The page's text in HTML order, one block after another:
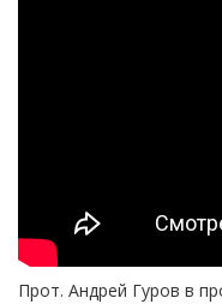
Прот. Андрей Гуров в